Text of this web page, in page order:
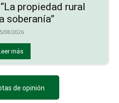
propiedad rural
soberanía”
08/2026
más
de opinión